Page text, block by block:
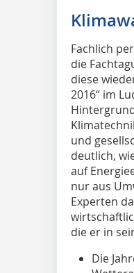
Fachlich
die
diese
2016“ im
und
deutlich,
auf
nur aus
Experten
die er in
Die